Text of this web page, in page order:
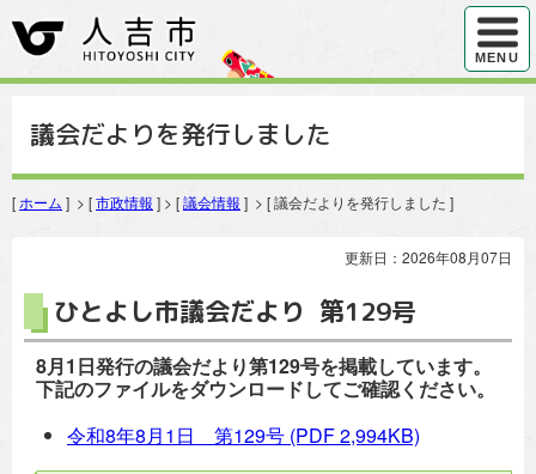
ハンバ
MENU
議会だよりを発行しました
[ ホーム ] > [市政情報 ] > [議会情報 ] > [ 議会だよりを発行しました ]
更新日：2026年08月07日
ひとよし市議会だより 第129号
8月1日発行の議会だより第129号を掲載しています。
下記のファイルをダウンロードしてご確認ください。
令和8年8月1日 第129号 (PDF 2,994KB)